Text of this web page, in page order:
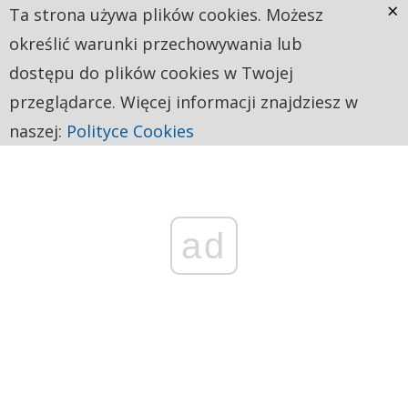
ad
Ta strona używa plików cookies. Możesz
określić warunki przechowywania lub
dostępu do plików cookies w Twojej
przeglądarce. Więcej informacji znajdziesz w
naszej: Polityce Cookies
×